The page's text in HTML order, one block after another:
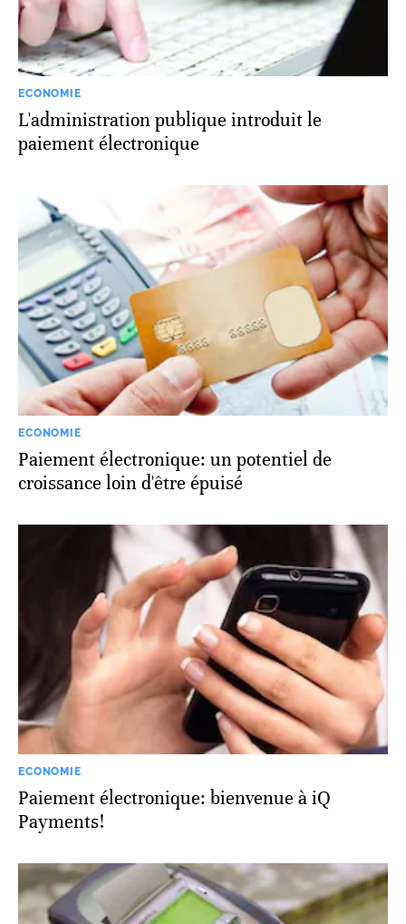
ECONOMIE
L'administration publique introduit le
paiement électronique
ECONOMIE
Paiement électronique: un potentiel de
croissance loin d'être épuisé
ECONOMIE
Paiement électronique: bienvenue à iQ
Payments!